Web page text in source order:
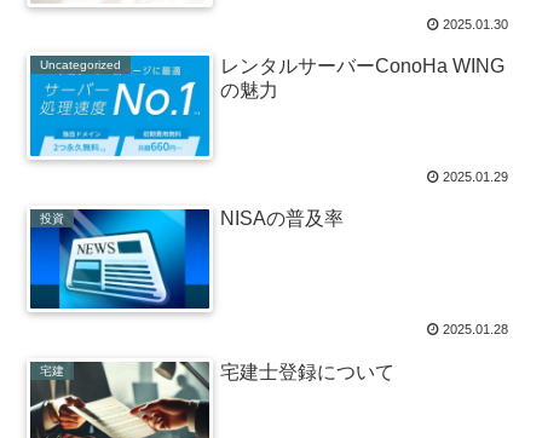
2025.01.30
Uncategorized
レンタルサーバーConoHa WING
の魅力
2025.01.29
投資 NISAの普及率
2025.01.28
宅建 宅建士登録について